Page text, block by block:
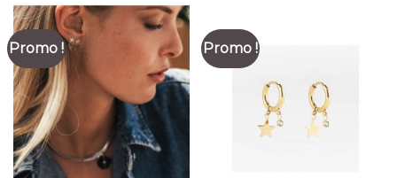
Promo ! Promo !